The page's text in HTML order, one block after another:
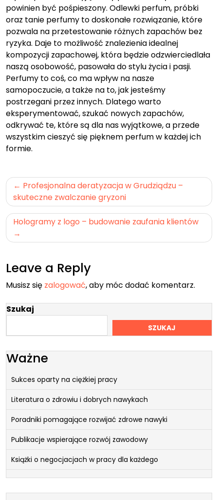
powinien być pośpieszony. Odlewki perfum, próbki
oraz tanie perfumy to doskonałe rozwiązanie, które
pozwala na przetestowanie różnych zapachów bez
ryzyka. Daje to możliwość znalezienia idealnej
kompozycji zapachowej, która będzie odzwierciedlała
naszą osobowość, pasowała do stylu życia i pasji.
Perfumy to coś, co ma wpływ na nasze
samopoczucie, a także na to, jak jesteśmy
postrzegani przez innych. Dlatego warto
eksperymentować, szukać nowych zapachów,
odkrywać te, które są dla nas wyjątkowe, a przede
wszystkim cieszyć się pięknem perfum w każdej ich
formie.
Nawigacja
wpisu
Profesjonalna deratyzacja w Grudziądzu –
skuteczne zwalczanie gryzoni
Hologramy z logo – budowanie zaufania klientów
Leave a Reply
Musisz się zalogować, aby móc dodać komentarz.
Szukaj
SZUKAJ
Ważne
Sukces oparty na ciężkiej pracy
Literatura o zdrowiu i dobrych nawykach
Poradniki pomagające rozwijać zdrowe nawyki
Publikacje wspierające rozwój zawodowy
Książki o negocjacjach w pracy dla każdego